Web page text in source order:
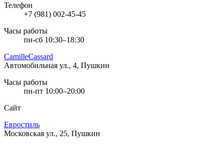
Телефон
+7 (981) 002-45-45
Часы работы
пн-сб 10:30–18:30
CamilleCassard
Автомобильная ул., 4, Пушкин
Часы работы
пн-пт 10:00–20:00
Сайт
Евростиль
Московская ул., 25, Пушкин